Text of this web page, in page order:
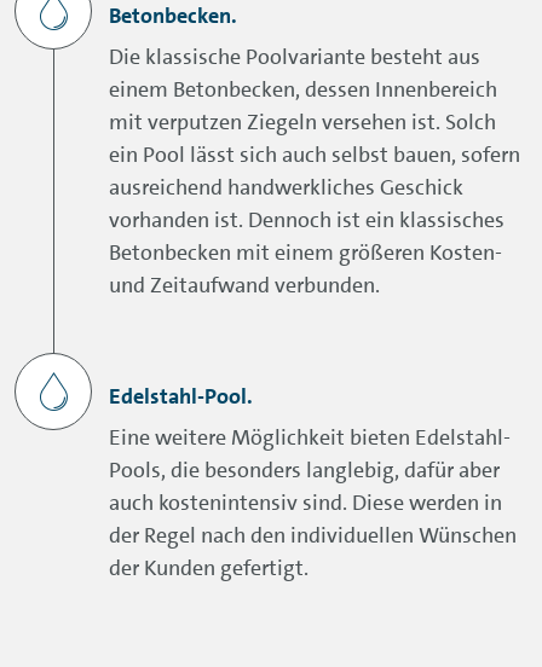
Betonbecken.
Die klassische Poolvariante besteht aus
einem Betonbecken, dessen Innenbereich
mit verputzen Ziegeln versehen ist. Solch
ein Pool lässt sich auch selbst bauen, sofern
ausreichend handwerkliches Geschick
vorhanden ist. Dennoch ist ein klassisches
Betonbecken mit einem größeren Kosten-
und Zeitaufwand verbunden.
Edelstahl-Pool.
Eine weitere Möglichkeit bieten Edelstahl-
Pools, die besonders langlebig, dafür aber
auch kostenintensiv sind. Diese werden in
der Regel nach den individuellen Wünschen
der Kunden gefertigt.